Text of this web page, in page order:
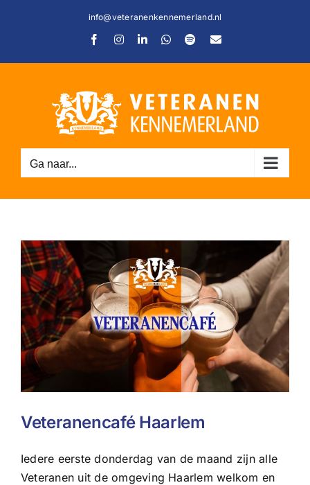
info@veteranenkennemerland.nl
FacebookInstagramLinkedInWhatsApp
SpotifyE-
Ga naar...
Veteranencafé Haarlem
Iedere eerste donderdag van de maand zijn alle
Veteranen uit de omgeving Haarlem welkom en